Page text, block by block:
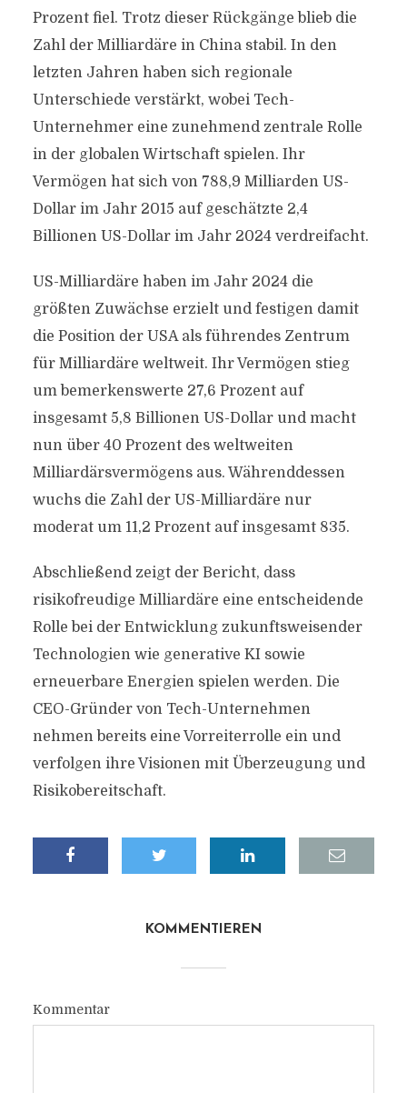
Prozent fiel. Trotz dieser Rückgänge blieb die
Zahl der Milliardäre in China stabil. In den
letzten Jahren haben sich regionale
Unterschiede verstärkt, wobei Tech-
Unternehmer eine zunehmend zentrale Rolle
in der globalen Wirtschaft spielen. Ihr
Vermögen hat sich von 788,9 Milliarden US-
Dollar im Jahr 2015 auf geschätzte 2,4
Billionen US-Dollar im Jahr 2024 verdreifacht.
US-Milliardäre haben im Jahr 2024 die
größten Zuwächse erzielt und festigen damit
die Position der USA als führendes Zentrum
für Milliardäre weltweit. Ihr Vermögen stieg
um bemerkenswerte 27,6 Prozent auf
insgesamt 5,8 Billionen US-Dollar und macht
nun über 40 Prozent des weltweiten
Milliardärsvermögens aus. Währenddessen
wuchs die Zahl der US-Milliardäre nur
moderat um 11,2 Prozent auf insgesamt 835.
Abschließend zeigt der Bericht, dass
risikofreudige Milliardäre eine entscheidende
Rolle bei der Entwicklung zukunftsweisender
Technologien wie generative KI sowie
erneuerbare Energien spielen werden. Die
CEO-Gründer von Tech-Unternehmen
nehmen bereits eine Vorreiterrolle ein und
verfolgen ihre Visionen mit Überzeugung und
Risikobereitschaft.
KOMMENTIEREN
Kommentar